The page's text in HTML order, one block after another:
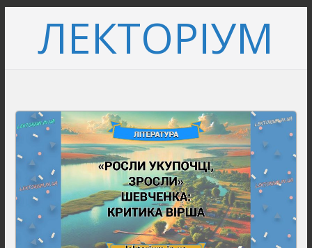
вмістуЛЕКТОРІУМ